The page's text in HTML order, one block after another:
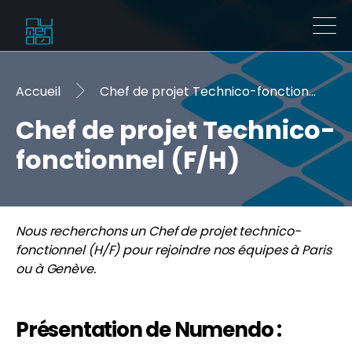
Accueil Chef de projet Technico-fonctionnel (F/H)
Chef de projet Technico-
fonctionnel (F/H)
Nous recherchons un Chef de projet technico-
fonctionnel (H/F) pour rejoindre nos équipes à Paris
ou à Genève.
Présentation de Numendo :